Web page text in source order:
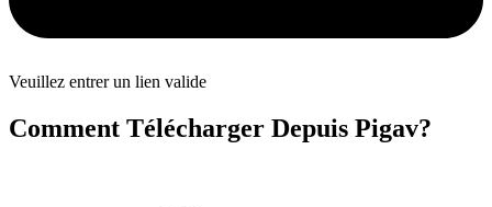
Veuillez entrer un lien valide
Comment Télécharger Depuis Pigav?